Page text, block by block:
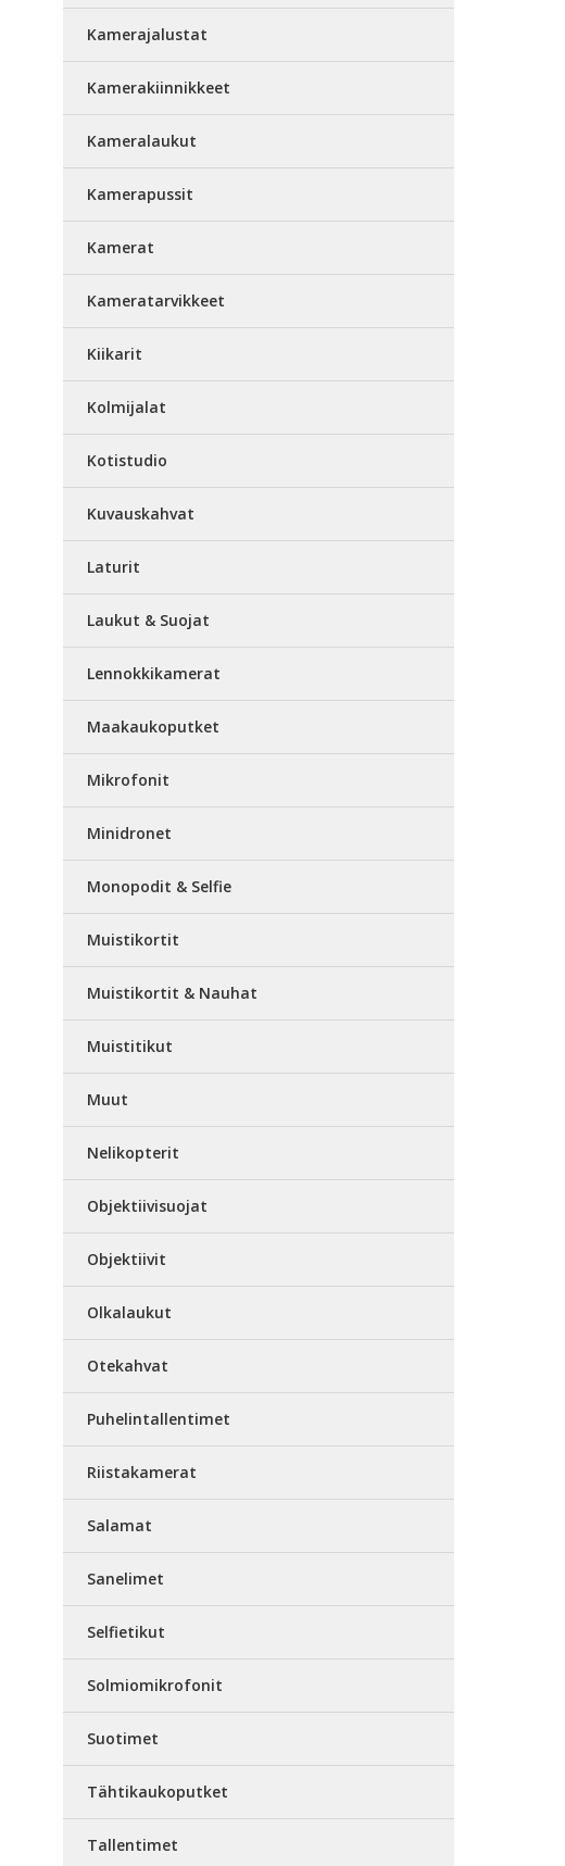
Kamerajalustat
Kamerakiinnikkeet
Kameralaukut
Kamerapussit
Kamerat
Kameratarvikkeet
Kiikarit
Kolmijalat
Kotistudio
Kuvauskahvat
Laturit
Laukut & Suojat
Lennokkikamerat
Maakaukoputket
Mikrofonit
Minidronet
Monopodit & Selfie
Muistikortit
Muistikortit & Nauhat
Muistitikut
Muut
Nelikopterit
Objektiivisuojat
Objektiivit
Olkalaukut
Otekahvat
Puhelintallentimet
Riistakamerat
Salamat
Sanelimet
Selfietikut
Solmiomikrofonit
Suotimet
Tähtikaukoputket
Tallentimet